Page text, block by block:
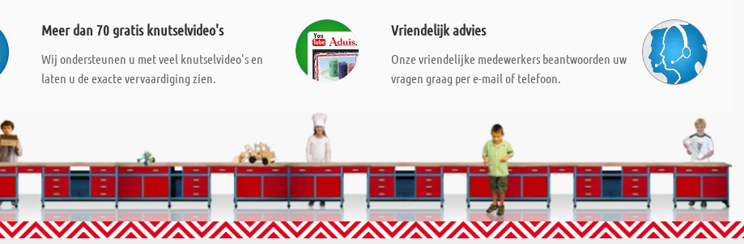
Meer dan 70 gratis knutselvideo's
Wij ondersteunen u met veel knutselvideo's en
laten u de exacte vervaardiging zien.
Vriendelijk advies
Onze vriendelijke medewerkers beantwoorden uw
vragen graag per e-mail of telefoon.